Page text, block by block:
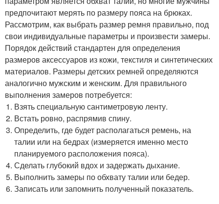
предпочитают мерять по размеру пояса на брюках.
Рассмотрим, как выбрать размер ремня правильно, под
свои индивидуальные параметры и произвести замеры.
Порядок действий стандартен для определения
размеров аксессуаров из кожи, текстиля и синтетических
материалов. Размеры детских ремней определяются
аналогично мужским и женским. Для правильного
выполнения замеров потребуется:
Взять специальную сантиметровую ленту.
Встать ровно, распрямив спину.
Определить, где будет располагаться ремень, на
талии или на бедрах (измеряется именно место
планируемого расположения пояса).
Сделать глубокий вдох и задержать дыхание.
Выполнить замеры по обхвату талии или бедер.
Записать или запомнить полученный показатель.